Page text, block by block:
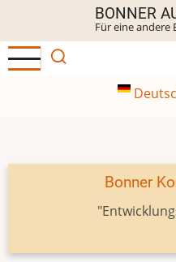
Inhalt
BONNER
Für eine andere
Bonner